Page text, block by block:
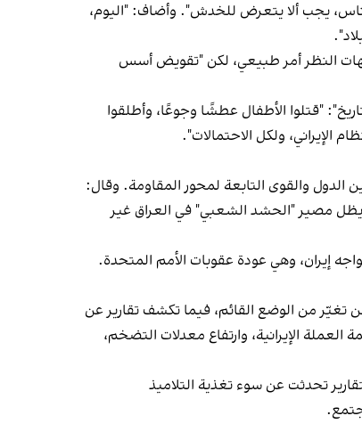
يجب ألا يتعرض للخدش". وأضاف: "اليوم،
النظر أمر طبيعي، لكن "تقويض أسس
"قتلوا الأطفال عطشًا وجوعًا، وأطلقوا
ولكل الاحتمالات".
والقوى التابعة لمحور المقاومة. وقال:
مصير "الحشد الشعبي" في العراق غير
إيران، وهي عودة عقوبات الأمم المتحدة.
من الوضع القائم، فيما تكشف تقارير عن
الإيرانية، وارتفاع معدلات التضخم،
تحدثت عن سوء تغذية التلاميذ